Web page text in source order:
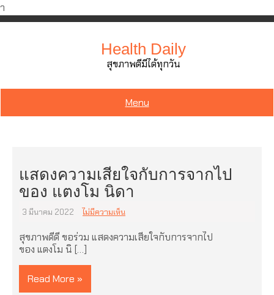
ำ
Skip
Health Daily
สุขภาพดีมีได้ทุกวัน
Menu
แสดงความเสียใจกับการจากไป
ของ แตงโม นิดา
3 มีนาคม 2022 ไม่มีความเห็น
สุขภาพดีดี ขอร่วม แสดงความเสียใจกับการจากไป
ของ แตงโม นิ […]
Read More »